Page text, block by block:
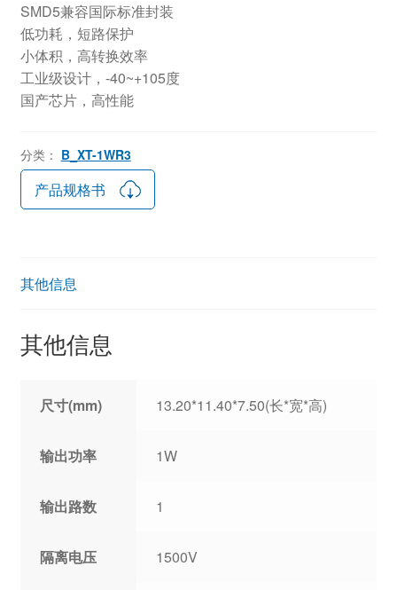
SMD5兼容国际标准封装
低功耗，短路保护
小体积，高转换效率
工业级设计，-40~+105度
国产芯片，高性能
分类： B_XT-1WR3
产品规格书
其他信息
其他信息
尺寸(mm) 13.20*11.40*7.50(长*宽*高)
输出功率 1W
输出路数 1
隔离电压 1500V